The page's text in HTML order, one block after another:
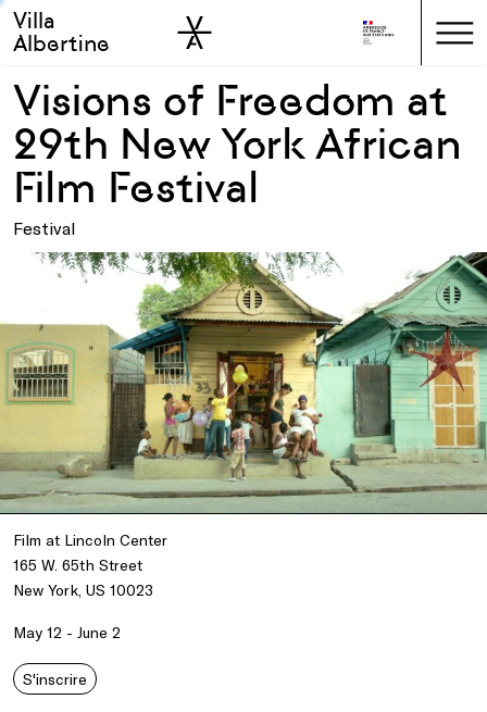
Skip to main
Skip to sidebar
Villa
Albertine
Visions of Freedom at
29th New York African
Film Festival
Festival
Film at Lincoln Center
165 W. 65th Street
New York, US 10023
May 12 - June 2
S'inscrire